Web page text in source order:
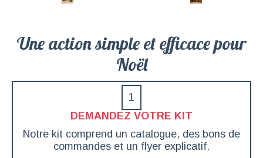
Une action simple et efficace pour
Noël
1
DEMANDEZ VOTRE KIT
Notre kit comprend un catalogue, des bons de
commandes et un flyer explicatif.